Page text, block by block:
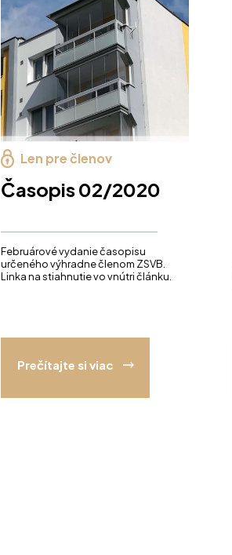
Len pre členov
Časopis 02/2020
Februárové vydanie časopisu
určeného výhradne členom ZSVB.
Linka na stiahnutie vo vnútri článku.
Prečítajte si viac